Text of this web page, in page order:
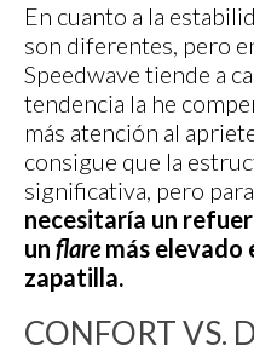
En cuanto a la
son diferentes, pero
Speedwave tiende a
tendencia la he
más atención al
consigue que la
significativa, pero
necesitaría un
un flaremás elevado
zapatilla.
CONFORT VS.